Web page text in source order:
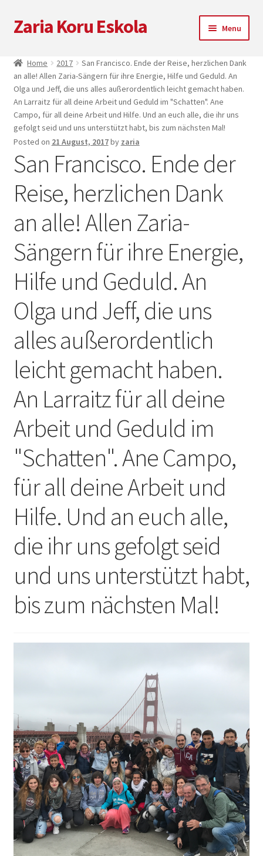
Skip
to
Skip
to
Zaria Koru Eskola Menu
Zaria Koru Eskola
öffnen
Blog
Kooperationen
Nächsten Auftritte
Newsletter
Einkaufen
Home 2017
San Francisco. Ende der Reise, herzlichen Dank
an alle! Allen Zaria-Sängern für ihre Energie, Hilfe und Geduld. An
Olga und Jeff, die uns alles außerordentlich leicht gemacht haben.
An Larraitz für all deine Arbeit und Geduld im "Schatten". Ane
Campo, für all deine Arbeit und Hilfe. Und an euch alle, die ihr uns
gefolgt seid und uns unterstützt habt, bis zum nächsten Mal!
Posted on 21 August, 2017by zaria
San Francisco. Ende der
Reise, herzlichen Dank
an alle! Allen Zaria-
Sängern für ihre Energie,
Hilfe und Geduld. An
Olga und Jeff, die uns
alles außerordentlich
leicht gemacht haben.
An Larraitz für all deine
Arbeit und Geduld im
"Schatten". Ane Campo,
für all deine Arbeit und
Hilfe. Und an euch alle,
die ihr uns gefolgt seid
und uns unterstützt habt,
bis zum nächsten Mal!